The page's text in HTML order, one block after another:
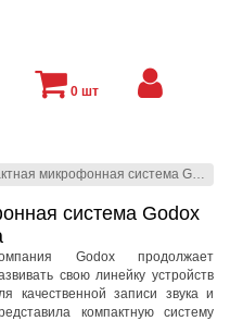
система Godox Cube-S с функцией поиска
система Godox
Godox продолжает
свою линейку устройств
качественной записи звука и
компактную систему
0 шт